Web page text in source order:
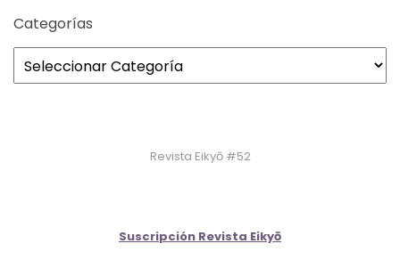
Categorías
Revista Eikyō #52
Suscripción Revista Eikyō